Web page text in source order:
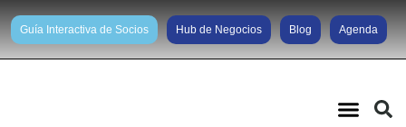
Guía Interactiva de Socios Hub de Negocios Blog Agenda